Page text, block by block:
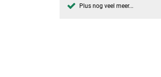
Plus nog veel meer...